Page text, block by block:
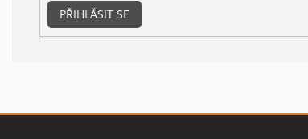
PŘIHLÁSIT SE